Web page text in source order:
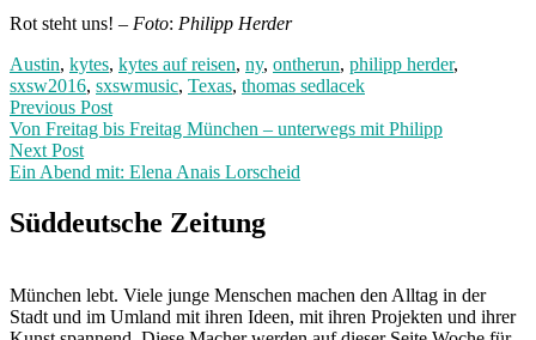
Rot steht uns! – Foto: Philipp Herder
Austin, kytes, kytes auf reisen, ny, ontherun, philipp herder,
sxsw2016, sxswmusic, Texas, thomas sedlacek
Post
navigation
Previous PostPrevious
post:
Von Freitag bis Freitag München – unterwegs mit Philipp
Next Post
Ein Abend mit: Elena Anais Lorscheid
Post:
Süddeutsche Zeitung
München lebt. Viele junge Menschen machen den Alltag in der
Stadt und im Umland mit ihren Ideen, mit ihren Projekten und ihrer